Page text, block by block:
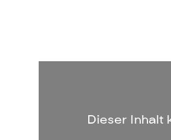
Dieser Inhalt